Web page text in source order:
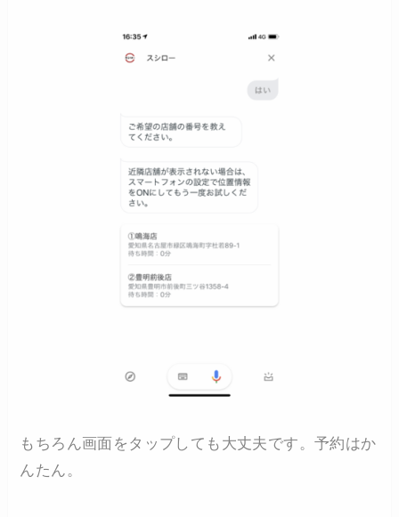
もちろん画面をタップしても大丈夫です。予約はか
んたん。